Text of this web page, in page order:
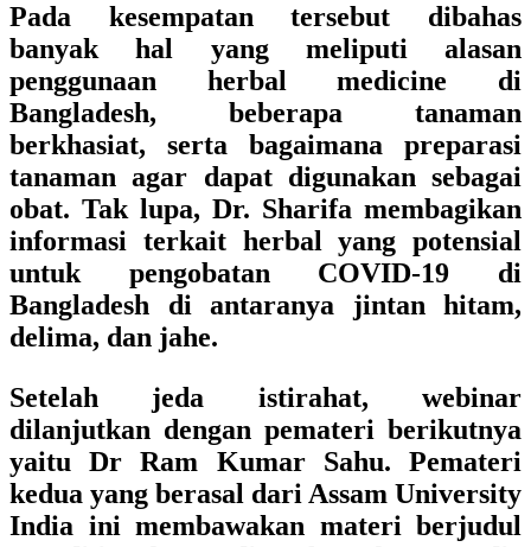
Pada kesempatan tersebut dibahas
banyak hal yang meliputi alasan
penggunaan herbal medicine di
Bangladesh, beberapa tanaman
berkhasiat, serta bagaimana preparasi
tanaman agar dapat digunakan sebagai
obat. Tak lupa, Dr. Sharifa membagikan
informasi terkait herbal yang potensial
untuk pengobatan COVID-19 di
Bangladesh di antaranya jintan hitam,
delima, dan jahe.
Setelah jeda istirahat, webinar
dilanjutkan dengan pemateri berikutnya
yaituDr Ram Kumar Sahu. Pemateri
kedua yang berasal dari Assam University
India ini membawakan materi berjudul